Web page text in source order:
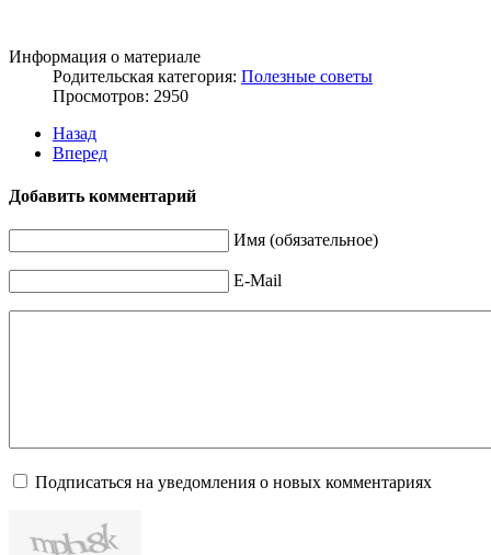
Информация о материале
Родительская категория: Полезные советы
Просмотров: 2950
Назад
Вперед
Добавить комментарий
Имя (обязательное)
E-Mail
Подписаться на уведомления о новых комментариях